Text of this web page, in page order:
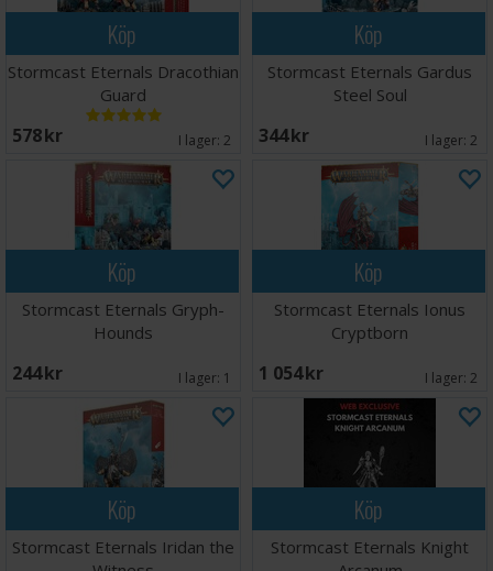
Köp
Stormcast Eternals Dracothian
Guard
578 SEK I lager: 2
Köp
Stormcast Eternals Gardus
Steel Soul
344 SEK I lager: 2
Köp
Stormcast Eternals Gryph-
Hounds
244 SEK I lager: 1
Köp
Stormcast Eternals Ionus
Cryptborn
1 054 SEK I lager: 2
Köp
Stormcast Eternals Iridan the
Köp
Stormcast Eternals Knight